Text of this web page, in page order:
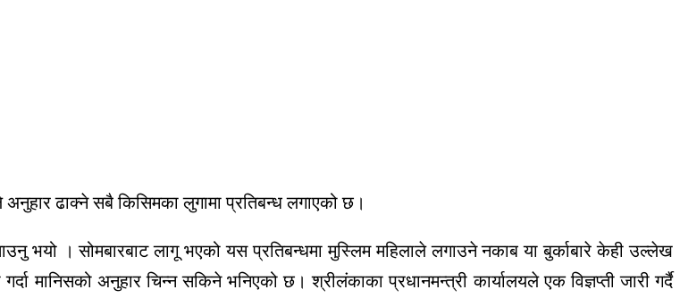
ढाक्ने सबै किसिमका लुगामा प्रतिबन्ध लगाएको छ।
भयो । सोमबारबाट लागू भएको यस प्रतिबन्धमा मुस्लिम महिलाले लगाउने नकाब या बुर्काबारे केही उल्लेख
मानिसको अनुहार चिन्‍न सकिने भनिएको छ। श्रीलंकाका प्रधानमन्त्री कार्यालयले एक विज्ञप्ती जारी गर्दै